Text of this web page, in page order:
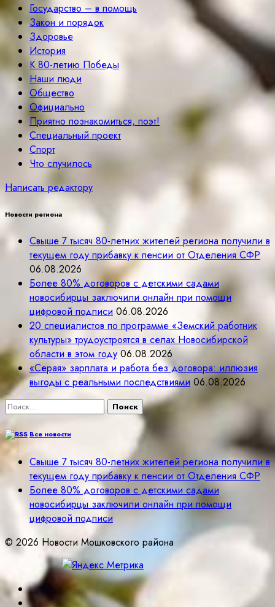
Государство – в помощь
Закон и порядок
Здоровье
История
К 80-летию Победы
Наши люди
Общество
Официально
Приятно познакомиться, поэт!
Специальный проект
Спорт
Что случилось
Написать редактору
Новости региона
Свыше 7 тысяч 80-летних жителей региона получили в
текущем году прибавку к пенсии от Отделения СФР
06.08.2026
Более 80% договоров с детскими садами
новосибирцы заключили онлайн при помощи
цифровой подписи 06.08.2026
20 специалистов по программе «Земский работник
культуры» трудоустроятся в селах Новосибирской
области в этом году 06.08.2026
«Серая» зарплата и работа без договора: иллюзия
выгоды с реальными последствиями 06.08.2026
Найти:
Все новости
Свыше 7 тысяч 80-летних жителей региона получили в
текущем году прибавку к пенсии от Отделения СФР
Более 80% договоров с детскими садами
новосибирцы заключили онлайн при помощи
цифровой подписи
© 2026 Новости Мошковского района